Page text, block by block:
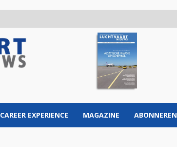
CAREER EXPERIENCE MAGAZINE ABONNEREN